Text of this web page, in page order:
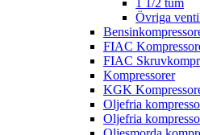
1 1/2 tum
Övriga
FIAC
FIAC
Kompressorer
KGK
Oljefria
Oljefria